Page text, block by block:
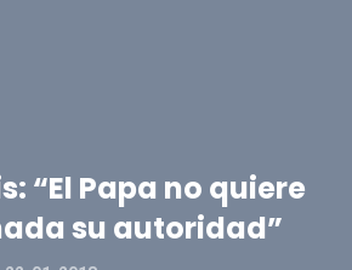
“El Papa no quiere
su autoridad”